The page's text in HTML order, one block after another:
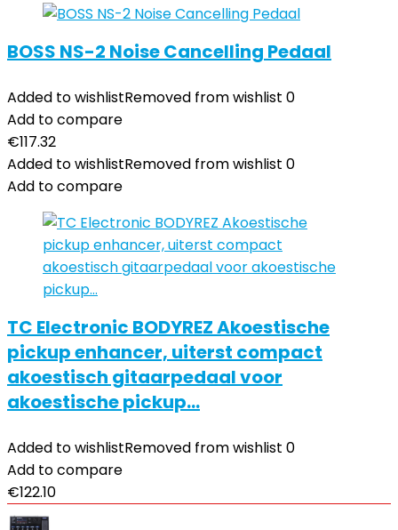
BOSS NS-2 Noise Cancelling Pedaal
Added to wishlistRemoved from wishlist 0
Add to compare
€117.32
Added to wishlistRemoved from wishlist 0
Add to compare
TC Electronic BODYREZ Akoestische
pickup enhancer, uiterst compact
akoestisch gitaarpedaal voor
akoestische pickup…
Added to wishlistRemoved from wishlist 0
Add to compare
€122.10